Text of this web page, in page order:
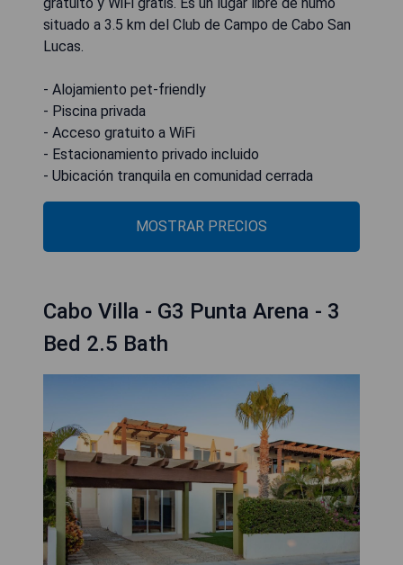
gratuito y WiFi gratis. Es un lugar libre de humo
situado a 3.5 km del Club de Campo de Cabo San
Lucas.
- Alojamiento pet-friendly
- Piscina privada
- Acceso gratuito a WiFi
- Estacionamiento privado incluido
- Ubicación tranquila en comunidad cerrada
MOSTRAR PRECIOS
Cabo Villa - G3 Punta Arena - 3
Bed 2.5 Bath